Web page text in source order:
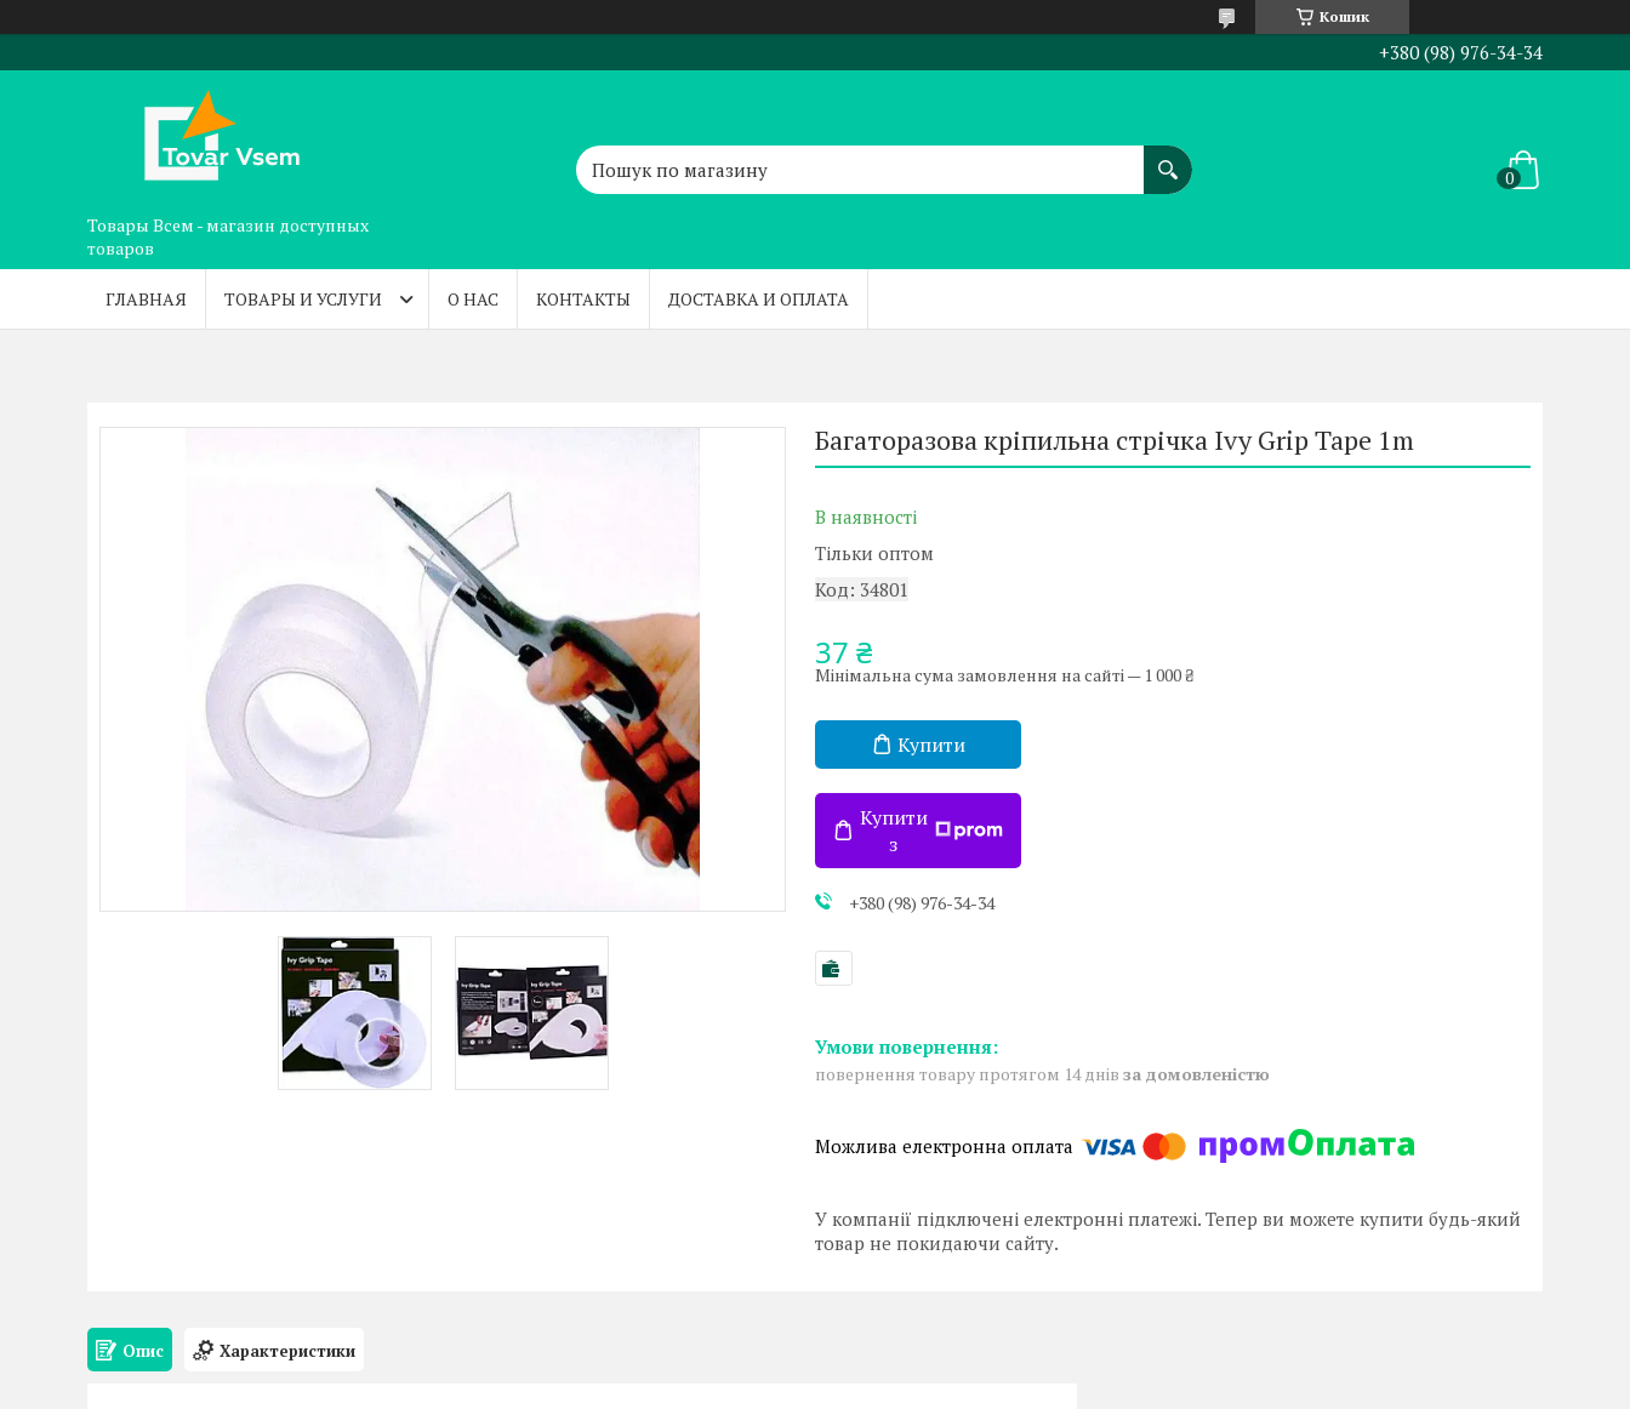
Кошик
+380 (98) 976-34-34
Товары Всем - магазин доступных
товаров
ГЛАВНАЯ ТОВАРЫ И УСЛУГИ О НАС КОНТАКТЫ ДОСТАВКА И ОПЛАТА
Багаторазова кріпильна стрічка Ivy Grip Tape 1m
В наявності
Тільки оптом
Код: 34801
37 ₴
Мінімальна сума замовлення на сайті — 1 000 ₴
Купити
Купити
з
+380 (98) 976-34-34
повернення товару протягом 14 днів за домовленістю
У компанії підключені електронні платежі. Тепер ви можете купити будь-який
товар не покидаючи сайту.
Опис Характеристики